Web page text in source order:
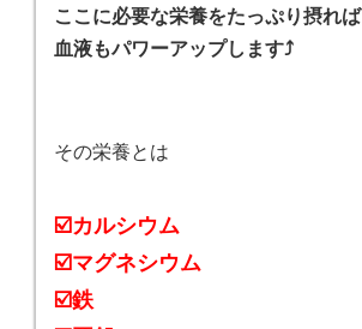
ここに必要な栄養をたっぷり摂れば
血液もパワーアップします⤴️
その栄養とは
☑️カルシウム
☑️マグネシウム
☑️鉄